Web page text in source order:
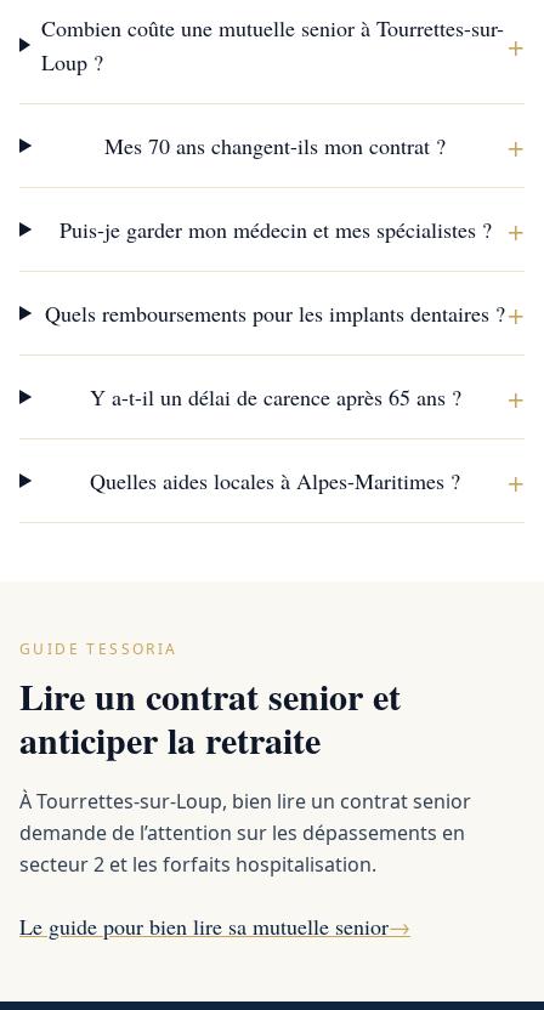
Combien coûte une mutuelle senior à Tourrettes-sur-
Loup ?
+
Mes 70 ans changent-ils mon contrat ? +
Puis-je garder mon médecin et mes spécialistes ? +
Quels remboursements pour les implants dentaires ?+
Y a-t-il un délai de carence après 65 ans ? +
Quelles aides locales à Alpes-Maritimes ? +
GUIDE TESSORIA
Lire un contrat senior et
anticiper la retraite
À Tourrettes-sur-Loup, bien lire un contrat senior
demande de l’attention sur les dépassements en
secteur 2 et les forfaits hospitalisation.
Le guide pour bien lire sa mutuelle senior→